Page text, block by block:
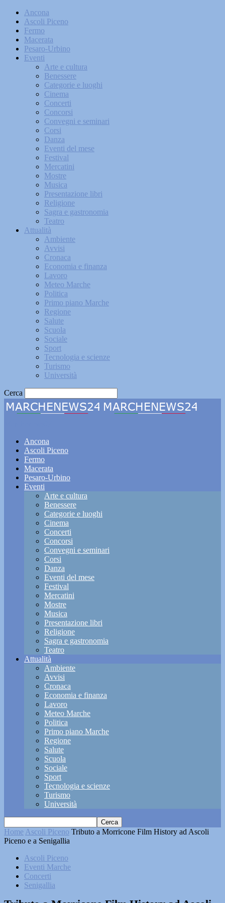
Ancona
Ascoli Piceno
Fermo
Macerata
Pesaro-Urbino
Eventi
Arte e cultura
Benessere
Categorie e luoghi
Cinema
Concerti
Concorsi
Convegni e seminari
Corsi
Danza
Eventi del mese
Festival
Mercatini
Mostre
Musica
Presentazione libri
Religione
Sagra e gastronomia
Teatro
Attualità
Ambiente
Avvisi
Cronaca
Economia e finanza
Lavoro
Meteo Marche
Politica
Primo piano Marche
Regione
Salute
Scuola
Sociale
Sport
Tecnologia e scienze
Turismo
Università
Cerca
Ancona
Ascoli Piceno
Fermo
Macerata
Pesaro-Urbino
Eventi
Arte e cultura
Benessere
Categorie e luoghi
Cinema
Concerti
Concorsi
Convegni e seminari
Corsi
Danza
Eventi del mese
Festival
Mercatini
Mostre
Musica
Presentazione libri
Religione
Sagra e gastronomia
Teatro
Attualità
Ambiente
Avvisi
Cronaca
Economia e finanza
Lavoro
Meteo Marche
Politica
Primo piano Marche
Regione
Salute
Scuola
Sociale
Sport
Tecnologia e scienze
Turismo
Università
Home Ascoli Piceno Tributo a Morricone Film History ad Ascoli
Piceno e a Senigallia
Ascoli Piceno
Eventi Marche
Concerti
Senigallia